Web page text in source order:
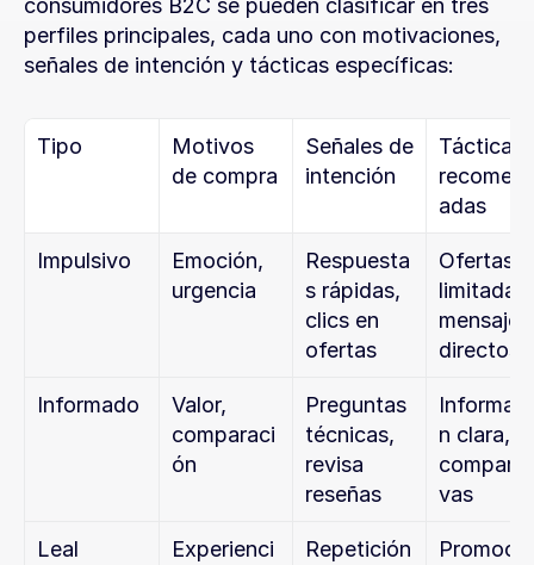
consumidores B2C se pueden clasificar en tres
perfiles principales, cada uno con motivaciones,
señales de intención y tácticas específicas:
Tipo
Motivos
de compra
Señales de
intención
Tácticas
adas
Impulsivo
Emoción,
urgencia
Respuesta
s rápidas,
clics en
ofertas
Ofertas
limitadas,
mensajes
directos
Informado
Valor,
comparaci
ón
Preguntas
técnicas,
revisa
reseñas
n clara,
vas
Leal
Experienci
Repetición